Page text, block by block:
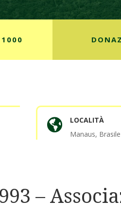

LOCALITÀ
Manaus, Brasile
–